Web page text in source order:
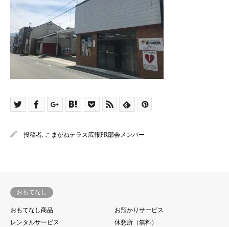
投稿者: こまがねテラス広報PR部会メンバー
おもてなし
おもてなし商品
お預かりサービス
レンタルサービス
休憩所（無料）